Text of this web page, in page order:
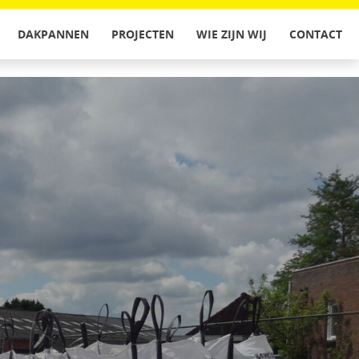
DAKPANNEN PROJECTEN WIE ZIJN WIJ CONTACT